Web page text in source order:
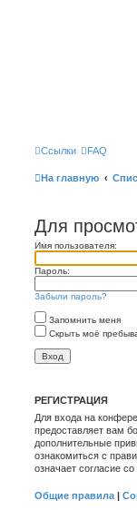
Ссылки FAQ
На главную
Для
Имя пользователя:
Пароль:
Забыли пароль?
Запомнить меня
Скрыть моё
РЕГИСТРАЦИЯ
Для входа на
предоставляет вам
дополнительные
ознакомиться с
означает согласие
Общие правила |